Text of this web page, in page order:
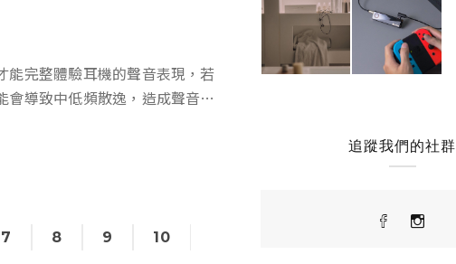
能完整體驗耳機的聲音表現，若
會導致中低頻散逸，造成聲音乾
能產生舒適度問題 --- 相信這對
7 8 9
10
追蹤我們的社群